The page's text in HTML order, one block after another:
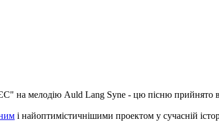
на мелодію Auld Lang Syne - цю пісню прийнято
і найоптимістичнішими проектом у сучасній